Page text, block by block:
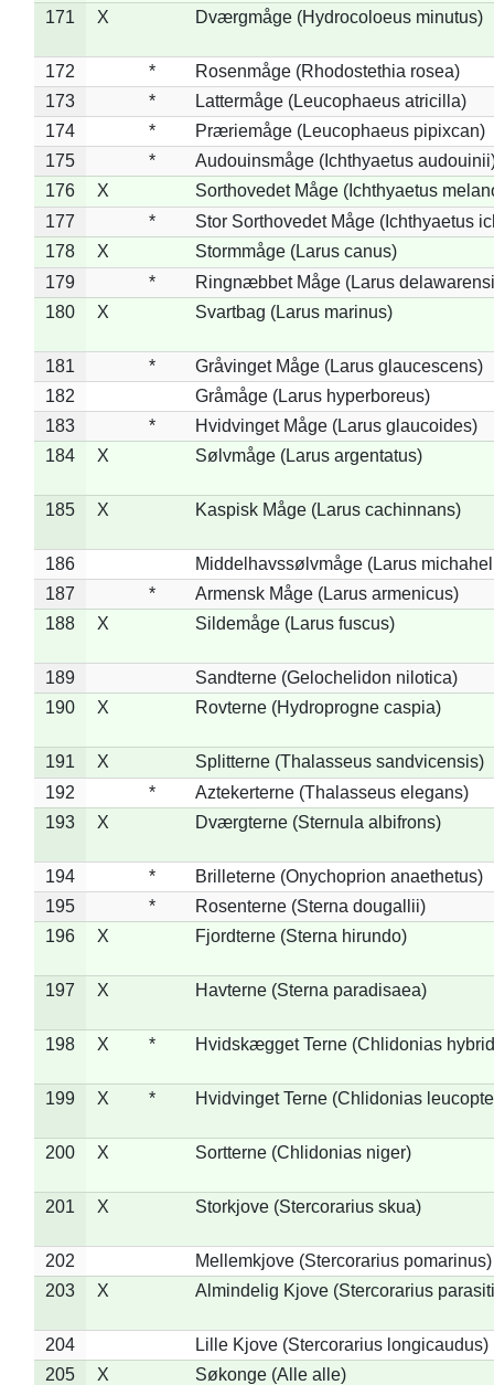
171 X Dværgmåge (Hydrocoloeus minutus)
172 *
Rosenmåge (Rhodostethia rosea)
173
*
Lattermåge (Leucophaeus atricilla)
174
*
Præriemåge (Leucophaeus pipixcan)
175
*
Audouinsmåge (Ichthyaetus
176
X
Sorthovedet Måge (Ichthyaetus
177
*
Stor Sorthovedet Måge (Ichthyaetus
178
X
Stormmåge (Larus canus)
179
*
Ringnæbbet Måge (Larus
180
X Svartbag (Larus marinus)
181 *
Gråvinget Måge (Larus glaucescens)
182
Gråmåge (Larus hyperboreus)
183
*
Hvidvinget Måge (Larus glaucoides)
184
X Sølvmåge (Larus argentatus)
185 X Kaspisk Måge (Larus cachinnans)
186
Middelhavssølvmåge (Larus
187
*
Armensk Måge (Larus armenicus)
188
X Sildemåge (Larus fuscus)
189
Sandterne (Gelochelidon nilotica)
190
X Rovterne (Hydroprogne caspia)
191 X
Splitterne (Thalasseus sandvicensis)
192
*
Aztekerterne (Thalasseus elegans)
193
X Dværgterne (Sternula albifrons)
194 *
Brilleterne (Onychoprion anaethetus)
195
*
Rosenterne (Sterna dougallii)
196
X Fjordterne (Sterna hirundo)
197 X Havterne (Sterna paradisaea)
198 X * Hvidskægget Terne (Chlidonias
199 X * Hvidvinget Terne (Chlidonias
200 X Sortterne (Chlidonias niger)
201 X Storkjove (Stercorarius skua)
202
Mellemkjove (Stercorarius pomarinus)
203
X Almindelig Kjove (Stercorarius
204
Lille Kjove (Stercorarius longicaudus)
205
X Søkonge (Alle alle)